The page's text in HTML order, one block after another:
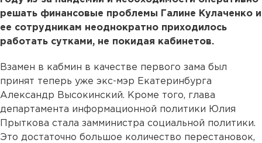
решать финансовые проблемы Галине Кулаченко и
ее сотрудникам неоднократно приходилось
работать сутками, не покидая кабинетов.
Взамен в кабмин в качестве первого зама был
принят теперь уже экс-мэр Екатеринбурга
Александр Высокинский. Кроме того, глава
департамента информационной политики Юлия
Прыткова стала замминистра социальной политики.
Это достаточно большое количество перестановок,